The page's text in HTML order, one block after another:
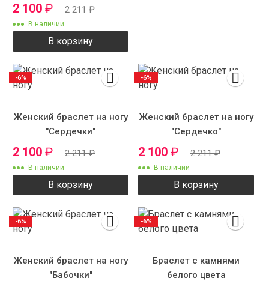
2 100 ₽ 2 211₽
В наличии
В корзину
Женский браслет на ногу
"Сердечки"
2 100 ₽ 2 211₽
В наличии
В корзину
-6%
Женский браслет на ногу
"Сердечко"
2 100 ₽ 2 211₽
В наличии
В корзину
-6%
Женский браслет на ногу
"Бабочки"
-6%
Браслет с камнями
белого цвета
-6%